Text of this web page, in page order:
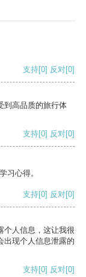
支持[0] 反对[0]
到高品质的旅行体
支持[0] 反对[0]
习心得。
支持[0] 反对[0]
个人信息，这让我很
出现个人信息泄露的
支持[0] 反对[0]